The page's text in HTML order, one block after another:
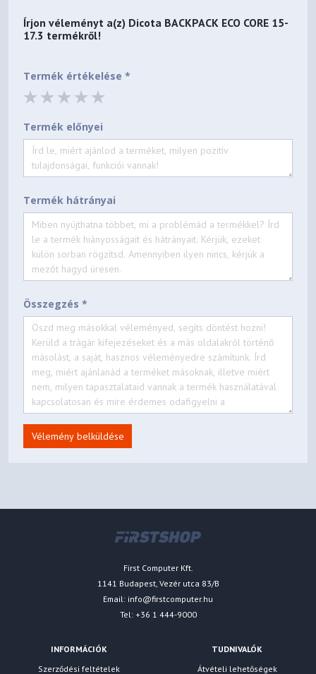
Írjon véleményt a(z) Dicota BACKPACK ECO CORE 15-
17.3 termékről!
Termék értékelése *
Termék előnyei
Termék hátrányai
Összegzés *
Vélemény belküldése
First Computer Kft.
1141 Budapest, Vezér utca 83/B
Email: info@firstcomputer.hu
Tel: +36 1 444-9000
INFORMÁCIÓK
Szerződési feltételek
TUDNIVALÓK
Átvételi lehetőségek